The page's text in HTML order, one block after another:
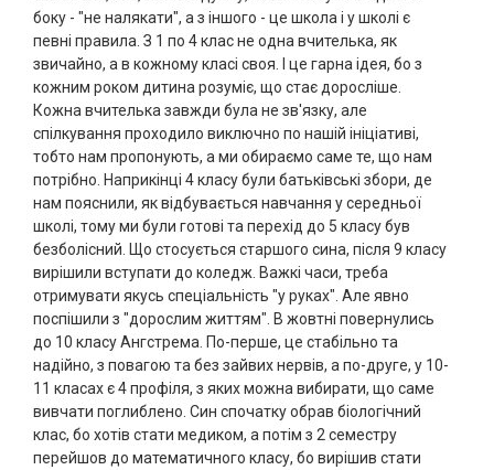
боку - "не налякати", а з іншого - це школа і у школі є
певні правила. З 1 по 4 клас не одна вчителька, як
звичайно, а в кожному класі своя. І це гарна ідея, бо з
кожним роком дитина розуміє, що стає доросліше.
Кожна вчителька завжди була не зв'язку, але
спілкування проходило виключно по нашій ініціативі,
тобто нам пропонують, а ми обираємо саме те, що нам
потрібно. Наприкінці 4 класу були батьківські збори, де
нам пояснили, як відбувається навчання у середньої
школі, тому ми були готові та перехід до 5 класу був
безболісний. Що стосується старшого сина, після 9 класу
вирішили вступати до коледж. Важкі часи, треба
отримувати якусь спеціальність "у руках". Але явно
поспішили з "дорослим життям". В жовтні повернулись
до 10 класу Ангстрема. По-перше, це стабільно та
надійно, з повагою та без зайвих нервів, а по-друге, у 10-
11 класах є 4 профіля, з яких можна вибирати, що саме
вивчати поглиблено. Син спочатку обрав біологічний
клас, бо хотів стати медиком, а потім з 2 семестру
перейшов до математичного класу, бо вирішив стати